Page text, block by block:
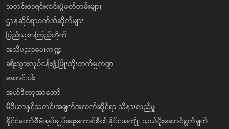
သတင်းစာရှင်းလင်းပွဲမှတ်တမ်းများ
ဌာနဆိုင်ရာဝက်ဘ်ဆိုက်များ
ပြည်သူ့စာကြည့်တိုက်
အသိပညာပေးကဏ္ဍ
ခရီးသွားလုပ်ငန်းဖွံ့ဖြိုးတိုးတက်မှုကဏ္ဍ
ဆောင်းပါး
အယ်ဒီတာ့အာဘော်
မီဒီယာနှင့်သတင်းအချက်အလက်ဆိုင်ရာ သိနားလည်မှု
နိုင်ငံတော်စီမံအုပ်ချုပ်ရေးကောင်စီ၏ နိုင်ငံအကျိုး သယ်ပိုးဆောင်ရွက်ချက်